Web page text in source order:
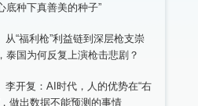
底种下真善美的种子”
从“福利枪”利益链到深层枪支崇
泰国为何反复上演枪击悲剧？
李开复：AI时代，人的优势在“右
，做出数据不能预测的事情